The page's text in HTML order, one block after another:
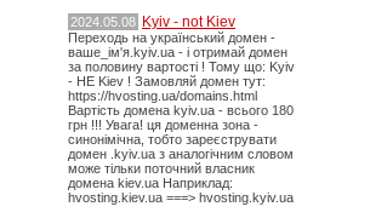
2024.05.08 Kyiv - not Kiev
Переходь на український домен -
ваше_ім'я.kyiv.ua - і отримай домен
за половину вартості ! Тому що: Kyiv
- НЕ Kiev ! Замовляй домен тут:
https://hvosting.ua/domains.html
Вартість домена kyiv.ua - всього 180
грн !!! Увага! ця доменна зона -
синонімічна, тобто зареєструвати
домен .kyiv.ua з аналогічним словом
може тільки поточний власник
домена kiev.ua Наприклад:
hvosting.kiev.ua ===> hvosting.kyiv.ua